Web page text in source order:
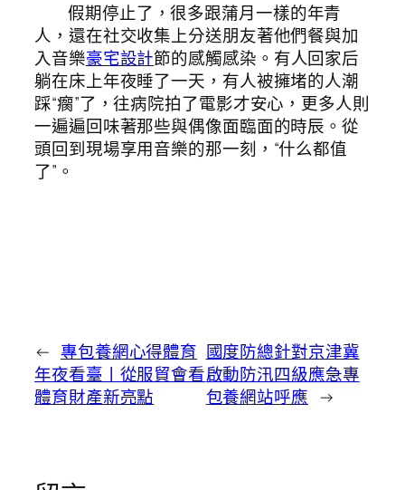
假期停止了，很多跟蒲月一樣的年青
人，還在社交收集上分送朋友著他們餐與加
入音樂豪宅設計節的感觸感染。有人回家后
躺在床上年夜睡了一天，有人被擁堵的人潮
踩“瘸”了，往病院拍了電影才安心，更多人則
一遍遍回味著那些與偶像面臨面的時辰。從
頭回到現場享用音樂的那一刻，“什么都值
了”。
← 專包養網心得體育
年夜看臺丨從服貿會看
體育財產新亮點
國度防總針對京津冀
啟動防汛四級應急專
包養網站呼應 →